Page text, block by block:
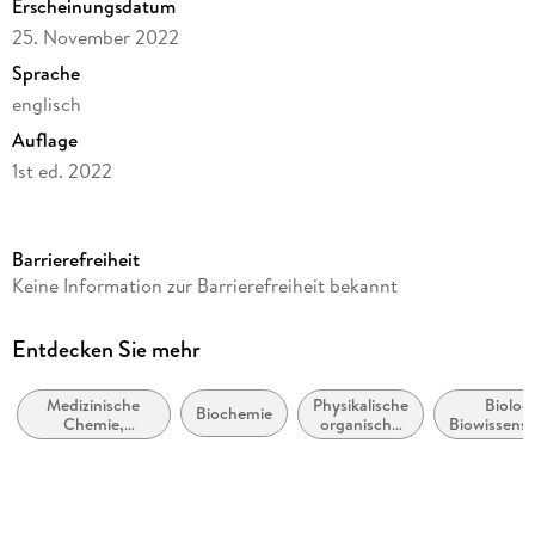
Erscheinungsdatum
25. November 2022
Sprache
englisch
Auflage
1st ed. 2022
Dateigröße
Reihe
Herausgegeben von
Andreas Brunschweiger, Damian W. Young
Barrierefreiheit
Keine Information zur Barrierefreiheit bekannt
Entdecken Sie mehr
Medizinische
Chemie,
Pharmazeutische
Biochemie
Physikalische
organische
Chemie